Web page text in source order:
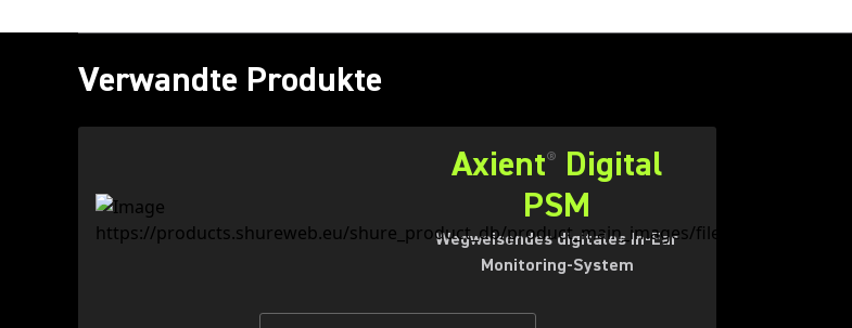
Verwandte Produkte
Axient® Digital
PSM
Wegweisendes digitales In-Ear
Monitoring-System